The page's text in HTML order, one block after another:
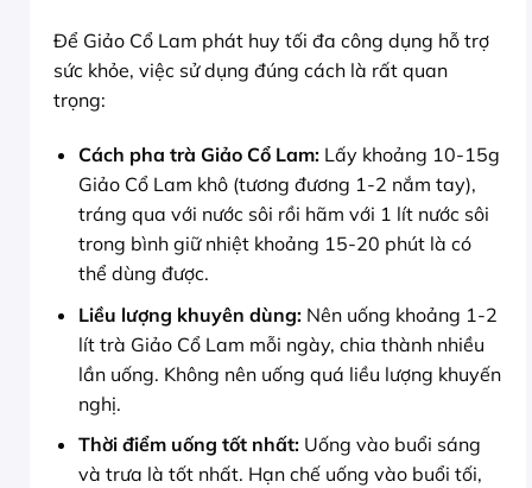
Để Giảo Cổ Lam phát huy tối đa công dụng hỗ trợ
sức khỏe, việc sử dụng đúng cách là rất quan
trọng:
Cách pha trà Giảo Cổ Lam:Lấy khoảng 10-15g
Giảo Cổ Lam khô (tương đương 1-2 nắm tay),
tráng qua với nước sôi rồi hãm với 1 lít nước sôi
trong bình giữ nhiệt khoảng 15-20 phút là có
thể dùng được.
Liều lượng khuyên dùng:Nên uống khoảng 1-2
lít trà Giảo Cổ Lam mỗi ngày, chia thành nhiều
lần uống. Không nên uống quá liều lượng khuyến
nghị.
Thời điểm uống tốt nhất:Uống vào buổi sáng
và trưa là tốt nhất. Hạn chế uống vào buổi tối,